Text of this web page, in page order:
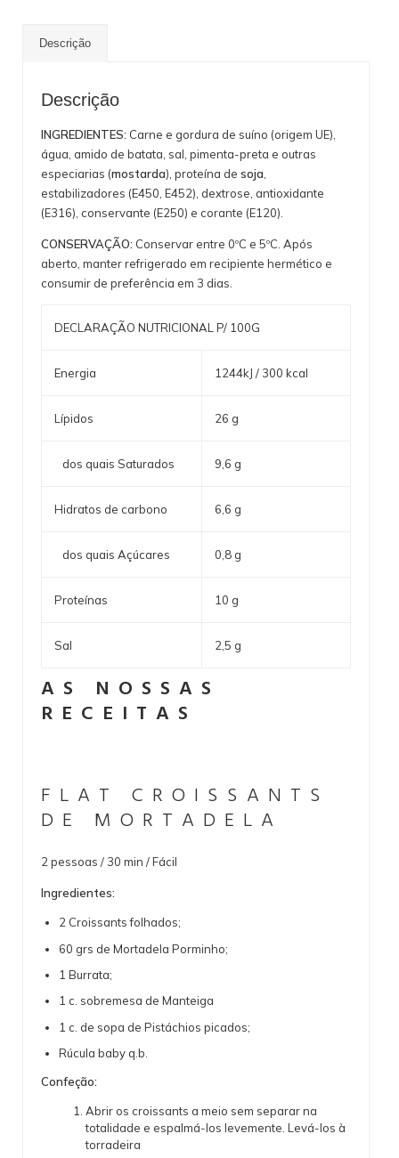
Descrição
Descrição
INGREDIENTES: Carne e gordura de suíno (origem UE),
água, amido de batata, sal, pimenta-preta e outras
especiarias (mostarda), proteína de soja
estabilizadores (E450, E452), dextrose, antioxidante
(E316), conservante (E250) e corante (E120).
CONSERVAÇÃO: Conservar entre 0ºC e 5ºC. Após
aberto, manter refrigerado em recipiente hermético e
consumir de preferência em 3 dias.
DECLARAÇÃO NUTRICIONAL P/ 100G
Energia 1244kJ / 300 kcal
Lípidos 26 g
dos quais Saturados 9,6 g
Hidratos de carbono 6,6 g
dos quais Açúcares 0,8 g
Proteínas 10 g
Sal 2,5 g
AS NOSSAS
RECEITAS
FLAT CROISSANTS
DE MORTADELA
2 pessoas / 30 min / Fácil
Ingredientes:
2 Croissants folhados;
60 grs de Mortadela Porminho;
1 Burrata;
1 c. sobremesa de Manteiga
1 c. de sopa de Pistáchios picados;
Rúcula baby q.b.
Confeção:
Abrir os croissants a meio sem separar na
totalidade e espalmá-los levemente. Levá-los à
torradeira